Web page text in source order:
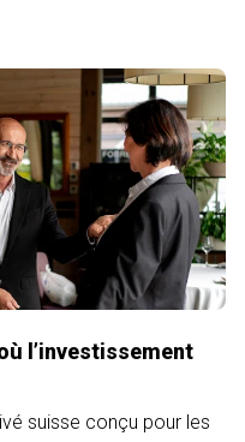
l’investissement
suisse conçu pour les